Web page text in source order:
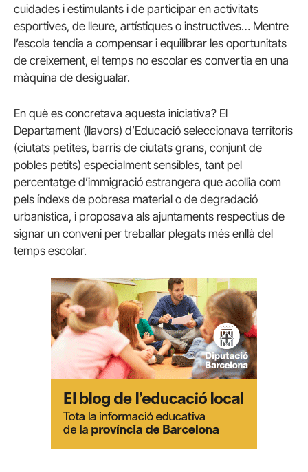
cuidades i estimulants i de participar en activitats
esportives, de lleure, artístiques o instructives… Mentre
l’escola tendia a compensar i equilibrar les oportunitats
de creixement, el temps no escolar es convertia en una
màquina de desigualar.
En què es concretava aquesta iniciativa? El
Departament (llavors) d’Educació seleccionava territoris
(ciutats petites, barris de ciutats grans, conjunt de
pobles petits) especialment sensibles, tant pel
percentatge d’immigració estrangera que acollia com
pels índexs de pobresa material o de degradació
urbanística, i proposava als ajuntaments respectius de
signar un conveni per treballar plegats més enllà del
temps escolar.